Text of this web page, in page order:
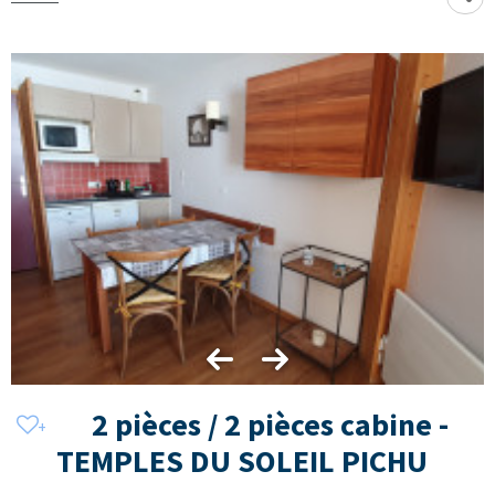
2 pièces / 2 pièces cabine -
TEMPLES DU SOLEIL PICHU